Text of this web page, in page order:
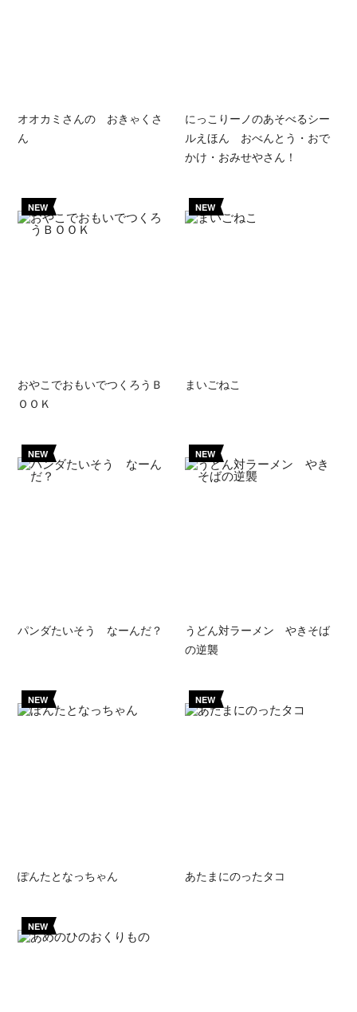
オオカミさんの おきゃくさ
ん
にっこりーノのあそべるシー
ルえほん おべんとう・おで
かけ・おみせやさん！
NEW
おやこでおもいでつくろうＢ
ＯＯＫ
NEW
まいごねこ
NEW
パンダたいそう なーんだ？
NEW
うどん対ラーメン やきそば
の逆襲
NEW
ぽんたとなっちゃん
NEW
あたまにのったタコ
NEW